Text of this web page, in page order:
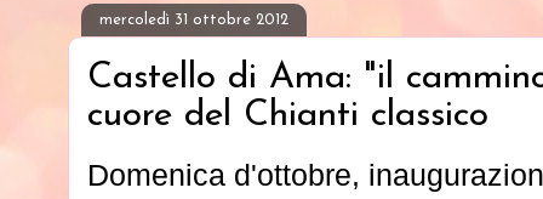
mercoledì 31 ottobre 2012
Castello di Ama: "il
cuore del Chianti classico
Domenica d'ottobre,